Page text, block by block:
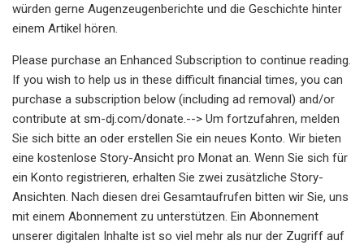
würden gerne Augenzeugenberichte und die Geschichte hinter
einem Artikel hören.
Please purchase an Enhanced Subscription to continue reading.
If you wish to help us in these difficult financial times, you can
purchase a subscription below (including ad removal) and/or
contribute at sm-dj.com/donate.--> Um fortzufahren, melden
Sie sich bitte an oder erstellen Sie ein neues Konto. Wir bieten
eine kostenlose Story-Ansicht pro Monat an. Wenn Sie sich für
ein Konto registrieren, erhalten Sie zwei zusätzliche Story-
Ansichten. Nach diesen drei Gesamtaufrufen bitten wir Sie, uns
mit einem Abonnement zu unterstützen. Ein Abonnement
unserer digitalen Inhalte ist so viel mehr als nur der Zugriff auf